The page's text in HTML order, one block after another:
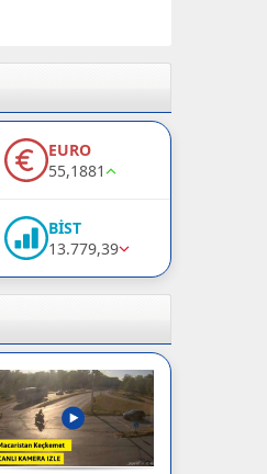
EURO
55,1881
BİST
13.779,39